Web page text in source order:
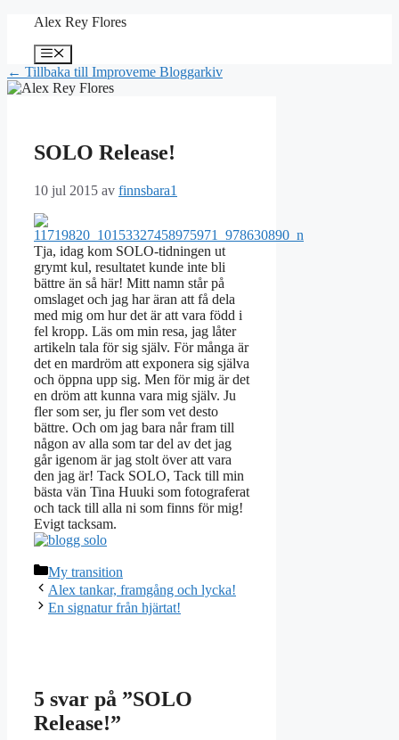
Hoppa
innehåll
Alex Rey Flores
Meny
← Tillbaka till Improveme Bloggarkiv
SOLO Release!
10 jul 2015 av finnsbara1
Tja, idag kom SOLO-tidningen ut
grymt kul, resultatet kunde inte bli
bättre än så här! Mitt namn står på
omslaget och jag har äran att få dela
med mig om hur det är att vara född i
fel kropp. Läs om min resa, jag låter
artikeln tala för sig själv. För många är
det en mardröm att exponera sig själva
och öppna upp sig. Men för mig är det
en dröm att kunna vara mig själv. Ju
fler som ser, ju fler som vet desto
bättre. Och om jag bara når fram till
någon av alla som tar del av det jag
går igenom är jag stolt över att vara
den jag är! Tack SOLO, Tack till min
bästa vän Tina Huuki som fotograferat
och tack till alla ni som finns för mig!
Evigt tacksam.
Kategorier
My transition
Alex tankar, framgång och lycka!
En signatur från hjärtat!
5 svar på ”SOLO
Release!”